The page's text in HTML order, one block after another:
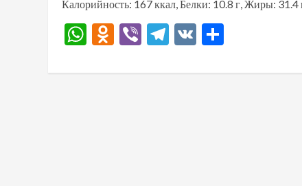
Калорийность: 167 ккал, Белки: 10.8 г, Жиры: 31.4
WhatsApp
Odnoklassniki
ViberTelegram
VK